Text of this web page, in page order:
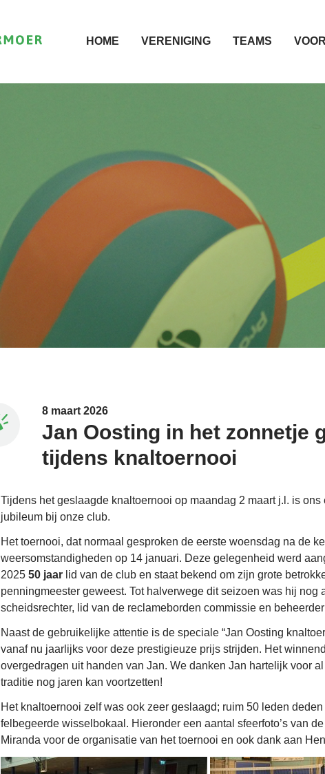
HOME VERENIGING TEAMS
8 maart 2026
Jan Oosting in het zonnetje
tijdens knaltoernooi
Tijdens het geslaagde knaltoernooi op maandag 2 maart j.l. is
jubileum bij onze club.
Het toernooi, dat normaal gesproken de eerste woensdag na de
weersomstandigheden op 14 januari. Deze gelegenheid werd
2025 50 jaar lid van de club en staat bekend om zijn grote
penningmeester geweest. Tot halverwege dit seizoen was hij
scheidsrechter, lid van de reclameborden commissie en
Naast de gebruikelijke attentie is de speciale “Jan Oosting
vanaf nu jaarlijks voor deze prestigieuze prijs strijden. Het
overgedragen uit handen van Jan. We danken Jan hartelijk voor
traditie nog jaren kan voortzetten!
Het knaltoernooi zelf was ook zeer geslaagd; ruim 50 leden
felbegeerde wisselbokaal. Hieronder een aantal sfeerfoto’s van
Miranda voor de organisatie van het toernooi en ook dank aan